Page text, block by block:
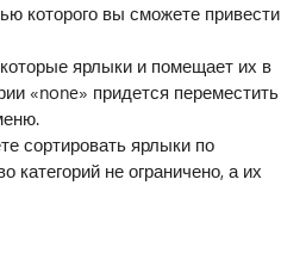
которого вы сможете привести
ярлыки и помещает их в
«none» придется переместить
сортировать ярлыки по
категорий не ограничено, а их